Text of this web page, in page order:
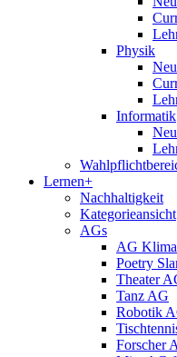
Physik
Informatik
Lernen+
Nachhaltigkeit
Kategorieansicht
AGs
AG
Poetry
Theater
Tanz AG
Robotik
Forscher